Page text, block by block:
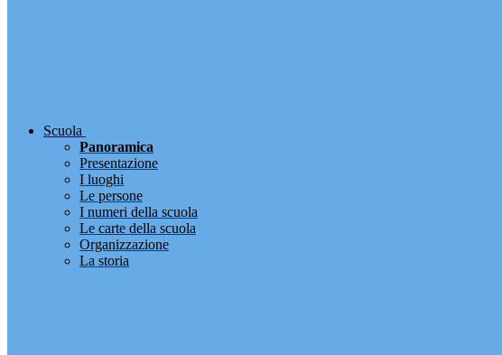
Scuola
Panoramica
Presentazione
I luoghi
Le persone
I numeri della scuola
Le carte della scuola
Organizzazione
La storia